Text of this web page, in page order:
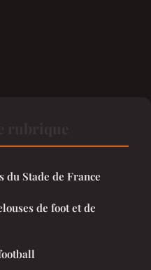
du Stade de France
de foot et de